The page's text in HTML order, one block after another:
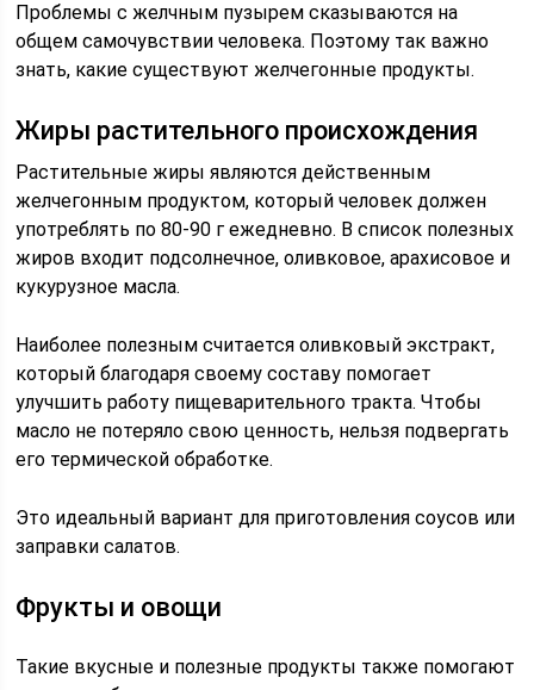
Проблемы с желчным пузырем сказываются на
общем самочувствии человека. Поэтому так важно
знать, какие существуют желчегонные продукты.
Жиры растительного происхождения
Растительные жиры являются действенным
желчегонным продуктом, который человек должен
употреблять по 80-90 г ежедневно. В список полезных
жиров входит подсолнечное, оливковое, арахисовое и
кукурузное масла.
Наиболее полезным считается оливковый экстракт,
который благодаря своему составу помогает
улучшить работу пищеварительного тракта. Чтобы
масло не потеряло свою ценность, нельзя подвергать
его термической обработке.
Это идеальный вариант для приготовления соусов или
заправки салатов.
Фрукты и овощи
Такие вкусные и полезные продукты также помогают